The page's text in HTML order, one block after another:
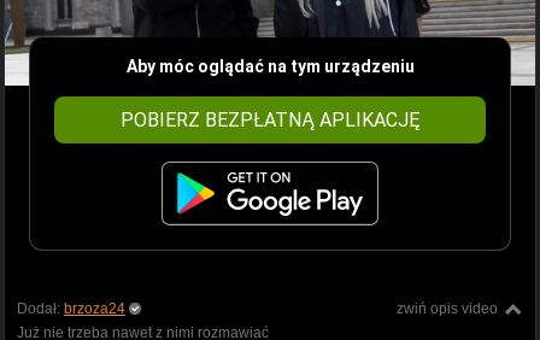
Aby móc oglądać na tym urządzeniu
POBIERZ BEZPŁATNĄ APLIKACJĘ
zwiń opis video
Dodał: brzoza24
Już nie trzeba nawet z nimi rozmawiać